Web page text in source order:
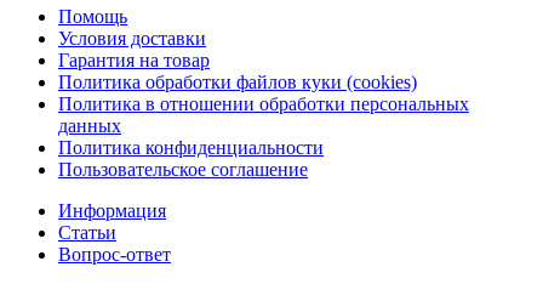
Помощь
Условия доставки
Гарантия на товар
Политика обработки файлов куки (cookies)
Политика в отношении обработки персональных
данных
Политика конфиденциальности
Пользовательское соглашение
Информация
Статьи
Вопрос-ответ